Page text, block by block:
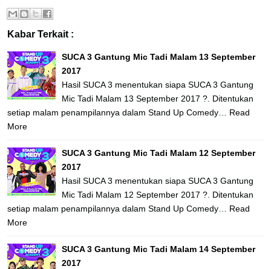
Kabar Terkait :
SUCA 3 Gantung Mic Tadi Malam 13 September
2017
Hasil SUCA 3 menentukan siapa SUCA 3 Gantung
Mic Tadi Malam 13 September 2017 ?. Ditentukan
setiap malam penampilannya dalam Stand Up Comedy… Read
More
SUCA 3 Gantung Mic Tadi Malam 12 September
2017
Hasil SUCA 3 menentukan siapa SUCA 3 Gantung
Mic Tadi Malam 12 September 2017 ?. Ditentukan
setiap malam penampilannya dalam Stand Up Comedy… Read
More
SUCA 3 Gantung Mic Tadi Malam 14 September
2017